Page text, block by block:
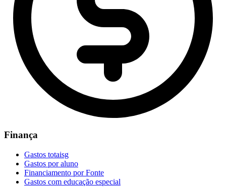
Finança
Gastos totaisg
Gastos por aluno
Financiamento por Fonte
Gastos com educação especial